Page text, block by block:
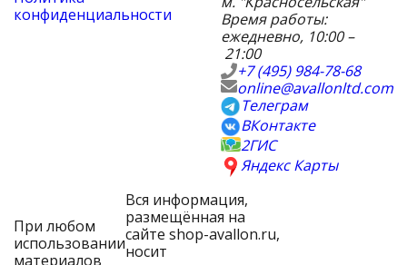
конфиденциальности
Время работы:
ежедневно, 10:00 –
21:00
+7 (495) 984-78-68
online@avallonltd.com
Телеграм
ВКонтакте
2ГИС
Яндекс Карты
При любом
использовании
материалов
Вся информация,
размещённая на
сайте shop-avallon.ru,
носит